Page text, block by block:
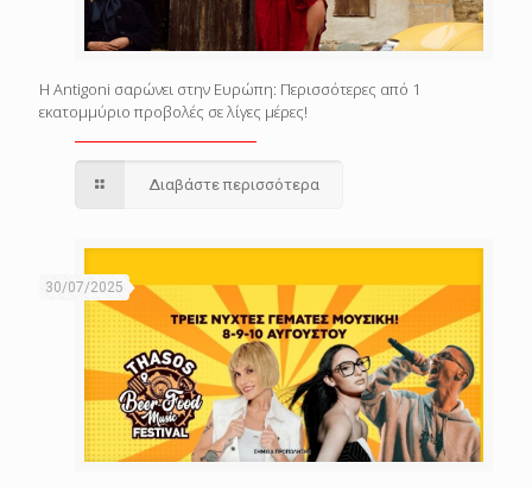
Η Antigoni σαρώνει στην Ευρώπη: Περισσότερες από 1
εκατομμύριο προβολές σε λίγες μέρες!
Διαβάστε περισσότερα
30/07/2025